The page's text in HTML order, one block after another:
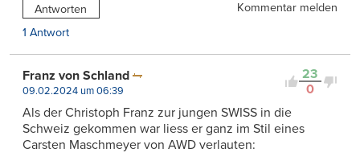
Antworten
Kommentar melden
1 Antwort
23
0
Franz von Schland
09.02.2024 um 06:39
Als der Christoph Franz zur jungen SWISS in die
Schweiz gekommen war liess er ganz im Stil eines
Carsten Maschmeyer von AWD verlauten: